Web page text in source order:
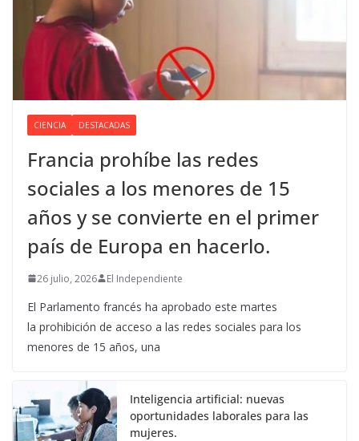
CIENCIA DESTACADAS
Francia prohíbe las redes
sociales a los menores de 15
años y se convierte en el primer
país de Europa en hacerlo.
26 julio, 2026 El Independiente
El Parlamento francés ha aprobado este martes
la prohibición de acceso a las redes sociales para los
menores de 15 años, una
Inteligencia artificial: nuevas
oportunidades laborales para las
mujeres.